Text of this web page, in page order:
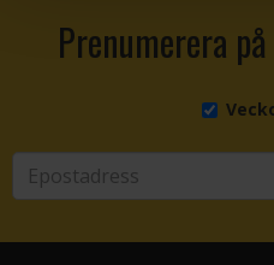
Prenumerera